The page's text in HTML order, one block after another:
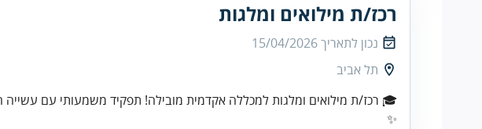
רכז/ת מילואים ומלגות
נכון לתאריך15/04/2026
תל אביב
🎓 רכז/ת מילואים ומלגות למכללה אקדמית מובילה! תפקיד משמעותי עם עשייה
✨